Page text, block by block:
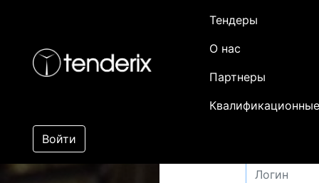
Тендеры
О нас
Партнеры
Войти